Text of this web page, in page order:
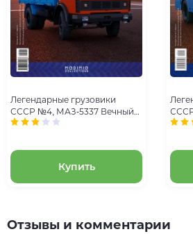
Легендарные грузовики
СССР №4, МАЗ-5337 Вечный
труженик
Купить
Отзывы и комментарии